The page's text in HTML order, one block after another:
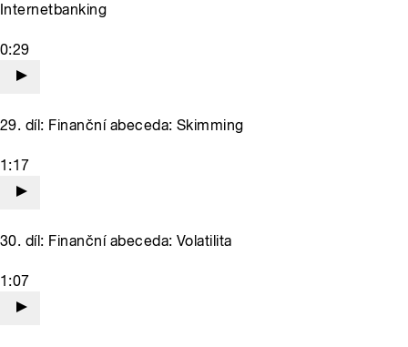
Internetbanking
0:29
29. díl: Finanční abeceda: Skimming
1:17
30. díl: Finanční abeceda: Volatilita
1:07